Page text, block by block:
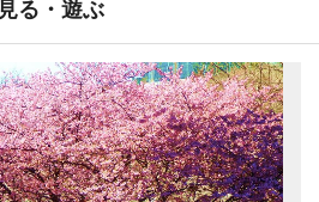
見る・遊ぶ